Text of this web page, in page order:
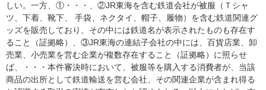
しい。一方、①・・・、②JR東海を含む鉄道会社が被服（Ｔシャ
ツ、下着、靴下、 手袋、ネクタイ、帽子、履物）を含む鉄道関連グ
ッズを販売しており、その中には鉄道名が表示されたものも存在す
ること（証拠略）、③JR東海の連結子会社の中には、百貨店業、卸
売業、小売業を営む企業が複数存在すること（証拠略）に照らせ
ば、・・・本件審決時において、被服等を購入する消費者が、当該
商品の出所として鉄道輸送を営む会社、その関連企業が含まれ得る